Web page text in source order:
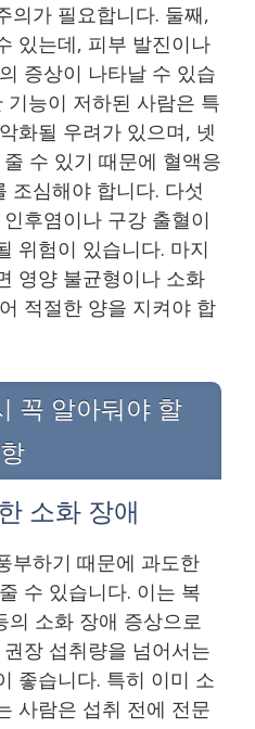
의가 필요합니다. 둘째,
있는데, 피부 발진이나
증상이 나타날 수 있습
기능이 저하된 사람은 특
화될 우려가 있으며, 넷
수 있기 때문에 혈액응
조심해야 합니다. 다섯
후염이나 구강 출혈이
위험이 있습니다. 마지
영양 불균형이나 소화
적절한 양을 지켜야 합
꼭 알아둬야 할
소화 장애
부하기 때문에 과도한
수 있습니다. 이는 복
의 소화 장애 증상으로
장 섭취량을 넘어서는
좋습니다. 특히 이미 소
사람은 섭취 전에 전문